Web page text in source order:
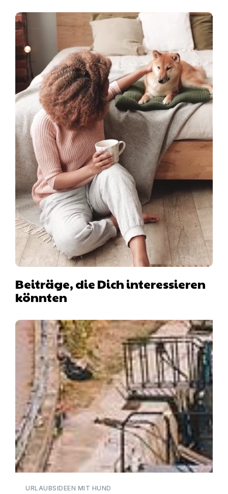
Beiträge, die Dich interessieren
könnten
Hausboot mit Hund
URLAUBSIDEEN MIT HUND